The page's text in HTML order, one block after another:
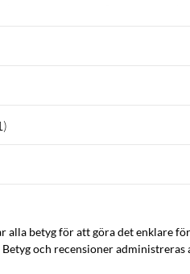
GX Blue. De ger en taktil
2,0 mm. Aktiveringskraft:
mm. Vikt: 980 g (utan kabel).
)
alla betyg för att göra det enklare
och recensioner